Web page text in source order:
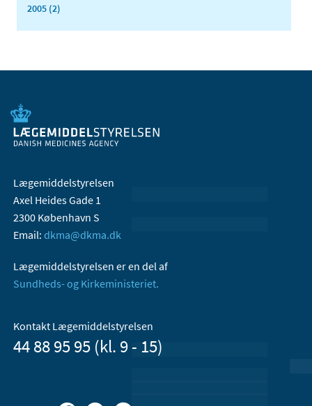
2005 (2)
Lægemiddelstyrelsen
Axel Heides Gade 1
2300 København S
Email: dkma@dkma.dk
Lægemiddelstyrelsen er en del af
Sundheds- og Kirkeministeriet.
Kontakt Lægemiddelstyrelsen
44 88 95 95 (kl. 9 - 15)